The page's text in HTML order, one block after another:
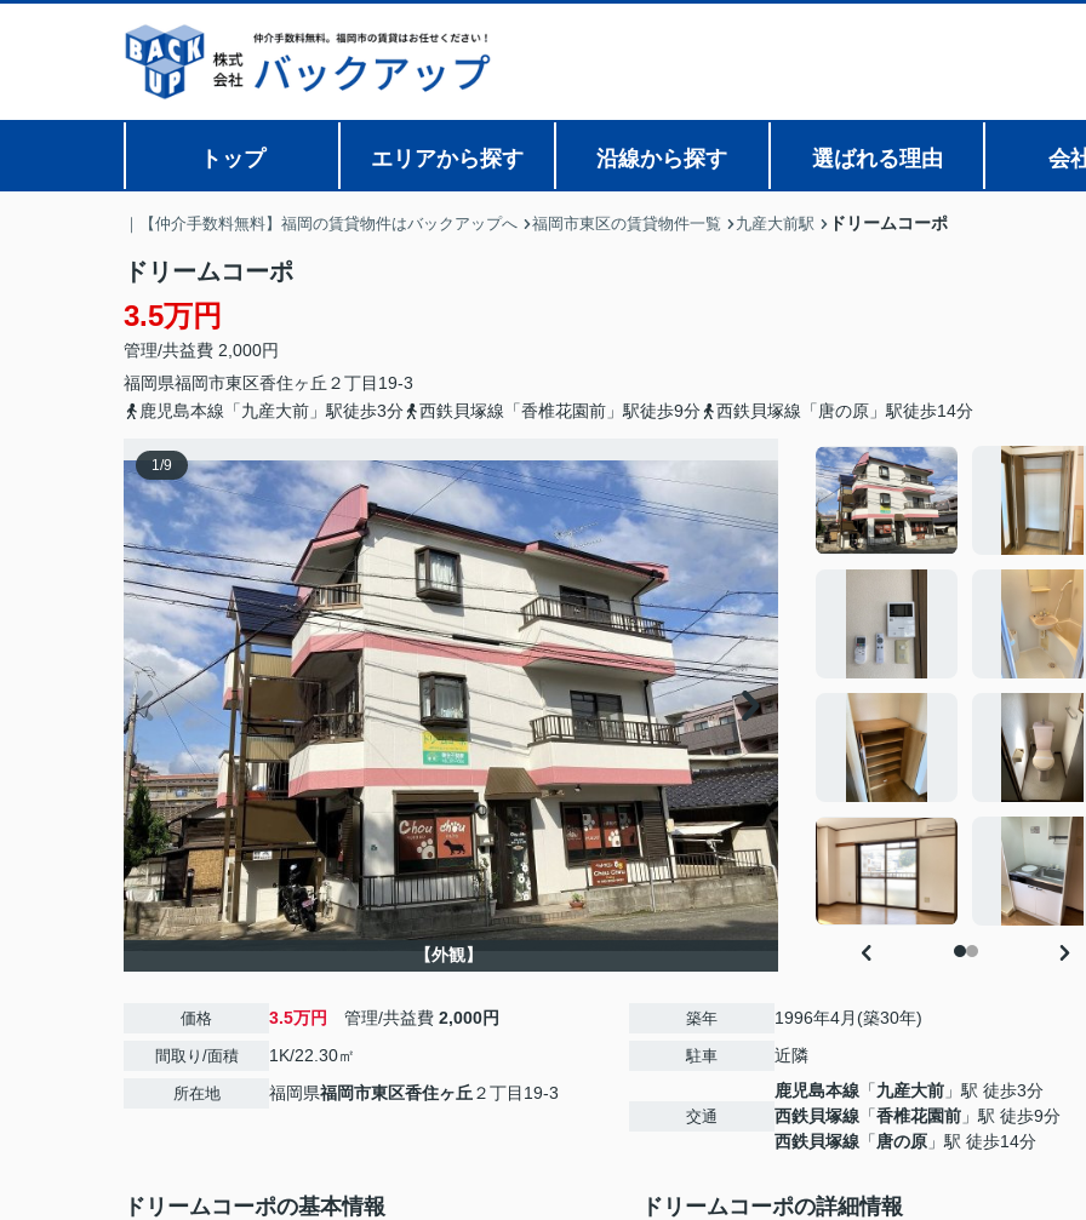
トップ エリアから探す 沿線から探す 選ばれる理由 会
｜【仲介手数料無料】福岡の賃貸物件はバックアップへ 福岡市東区の賃貸物件一覧 九産大前駅 ドリームコーポ
ドリームコーポ
3.5万円
管理/共益費 2,000円
福岡県福岡市東区香住ヶ丘 ２丁目19-3
鹿児島本線「九産大前」駅徒歩3分
西鉄貝塚線「香椎花園前」駅徒歩9分 西鉄貝塚線「唐の原」駅徒歩14分
1/9
【外観】
価格 3.5万円 管理/共益費 2,000円
間取り/面積 1K/22.30㎡
所在地 福岡県福岡市東区香住ヶ丘 ２丁目19-3
築年 1996年4月(築30年)
駐車 近隣
交通
鹿児島本線 「九産大前 」駅 徒歩3分
西鉄貝塚線 「香椎花園前 」駅 徒歩9分
西鉄貝塚線 「唐の原 」駅 徒歩14分
ドリームコーポの基本情報 ドリームコーポの詳細情報